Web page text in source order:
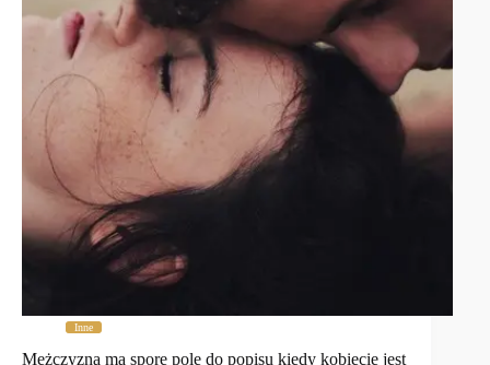
Inne
Mężczyzna ma spore pole do popisu kiedy kobiecie jest